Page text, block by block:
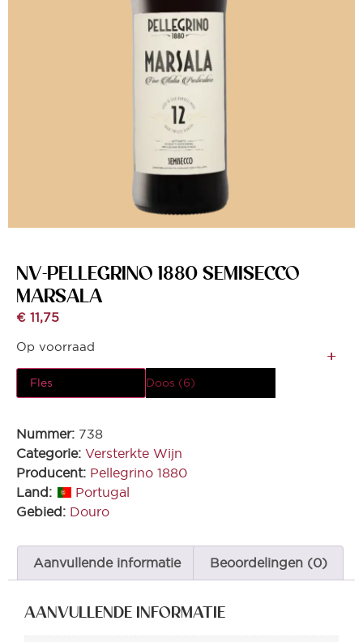
NV-PELLEGRINO 1880 SEMISECCO
MARSALA
€ 11,75
Op voorraad
Fles Doos (6)
Nummer: 738
Categorie: Versterkte Wijn
Producent: Pellegrino 1880
Land:
Portugal
Gebied: Douro
Aanvullende informatie Beoordelingen (0)
AANVULLENDE INFORMATIE